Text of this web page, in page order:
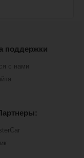
поддержки
с нами